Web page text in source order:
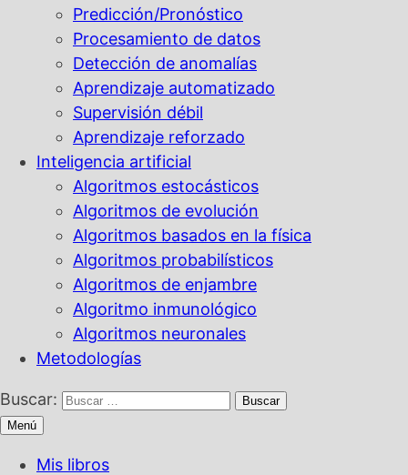
Predicción/Pronóstico
Procesamiento de datos
Detección de anomalías
Aprendizaje automatizado
Supervisión débil
Aprendizaje reforzado
Inteligencia artificial
Algoritmos estocásticos
Algoritmos de evolución
Algoritmos basados en la física
Algoritmos probabilísticos
Algoritmos de enjambre
Algoritmo inmunológico
Algoritmos neuronales
Metodologías
Buscar:
Menú
Mis libros